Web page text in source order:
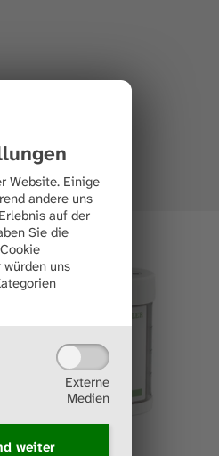
Website. Einige
andere uns
auf der
Sie die
würden uns
Externe
Medien
weiter